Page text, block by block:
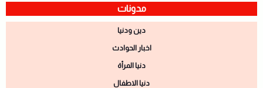
مدونات
دين ودنيا
اخبار الحوادث
دنيا المرأة
دنيا الاطفال